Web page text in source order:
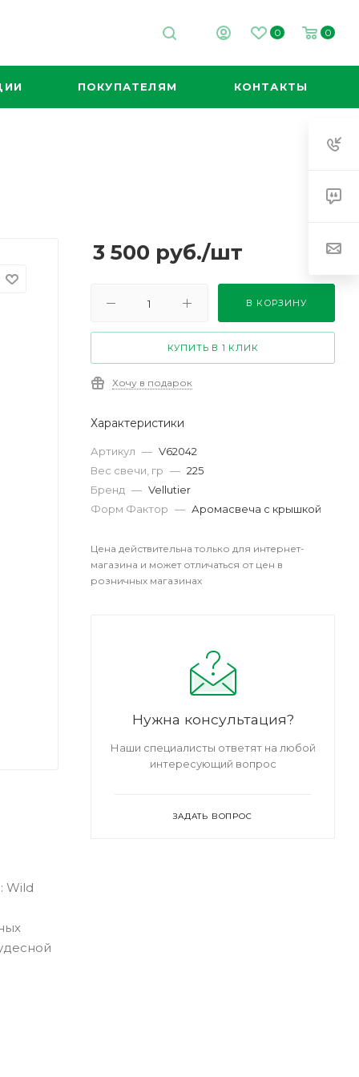
0 0
ПОКУПАТЕЛЯМ КОНТАКТЫ
Wild
3 500 руб./шт
В КОРЗИНУ
КУПИТЬ В 1 КЛИК
Хочу в подарок
Характеристики
Артикул — V62042
Вес свечи, гр — 225
Бренд — Vellutier
Форм Фактор — Аромасвеча с крышкой
Цена действительна только для интернет-
магазина и может отличаться от цен в
розничных магазинах
Нужна консультация?
Наши специалисты ответят на любой
интересующий вопрос
ЗАДАТЬ ВОПРОС